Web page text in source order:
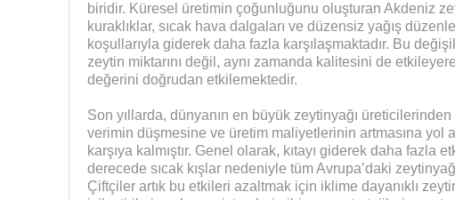
biridir. Küresel üretimin çoğunluğunu oluşturan Akdeniz
kuraklıklar, sıcak hava dalgaları ve düzensiz yağış
koşullarıyla giderek daha fazla karşılaşmaktadır. Bu
zeytin miktarını değil, aynı zamanda kalitesini de
değerini doğrudan etkilemektedir.
Son yıllarda, dünyanın en büyük zeytinyağı
verimin düşmesine ve üretim maliyetlerinin artmasına yol
karşıya kalmıştır. Genel olarak, kıtayı giderek daha fazla
derecede sıcak kışlar nedeniyle tüm Avrupa’daki
Çiftçiler artık bu etkileri azaltmak için iklime dayanıklı